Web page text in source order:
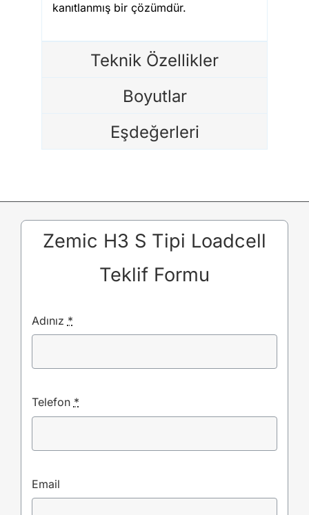
kanıtlanmış bir çözümdür.
Teknik Özellikler
Boyutlar
Eşdeğerleri
Zemic H3 S Tipi Loadcell
Teklif Formu
Adınız *
Telefon *
Email